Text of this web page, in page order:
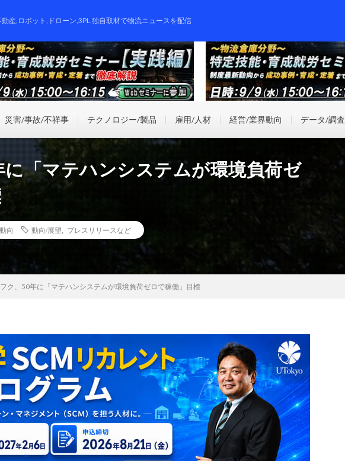
産,ロボット,ドローン,3PL,独自取材で物流ニュースを配信
災害/事故/不祥事 テクノロジー/製品 雇用/人材 経営/業界動向 データ/調査
「マテハンシステムが環境負荷ゼ
向 動向/展望 プレスリリースなど
ク、50年に「マテハンシステムが環境負荷ゼロで稼働」目標